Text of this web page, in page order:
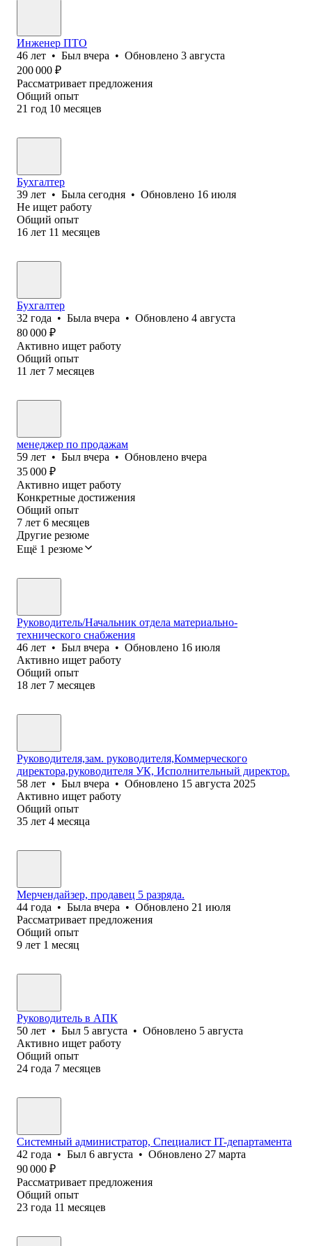
Инженер ПТО
46 лет • Был вчера • Обновлено 3 августа
200 000 ₽
Рассматривает предложения
Общий опыт
21 год 10 месяцев
Бухгалтер
39 лет • Была сегодня • Обновлено 16 июля
Не ищет работу
Общий опыт
16 лет 11 месяцев
Бухгалтер
32 года • Была вчера • Обновлено 4 августа
80 000 ₽
Активно ищет работу
Общий опыт
11 лет 7 месяцев
менеджер по продажам
59 лет • Был вчера • Обновлено вчера
35 000 ₽
Активно ищет работу
Конкретные достижения
Общий опыт
7 лет 6 месяцев
Другие резюме
Ещё 1 резюме
Руководитель/Начальник отдела материально-
технического снабжения
46 лет • Был вчера • Обновлено 16 июля
Активно ищет работу
Общий опыт
18 лет 7 месяцев
Руководителя,зам. руководителя,Коммерческого
директора,руководителя УК, Исполнительный директор.
58 лет • Был вчера • Обновлено 15 августа 2025
Активно ищет работу
Общий опыт
35 лет 4 месяца
Мерчендайзер, продавец 5 разряда.
44 года • Была вчера • Обновлено 21 июля
Рассматривает предложения
Общий опыт
9 лет 1 месяц
Руководитель в АПК
50 лет • Был 5 августа • Обновлено 5 августа
Активно ищет работу
Общий опыт
24 года 7 месяцев
Системный администратор, Специалист IT-департамента
42 года • Был 6 августа • Обновлено 27 марта
90 000 ₽
Рассматривает предложения
Общий опыт
23 года 11 месяцев